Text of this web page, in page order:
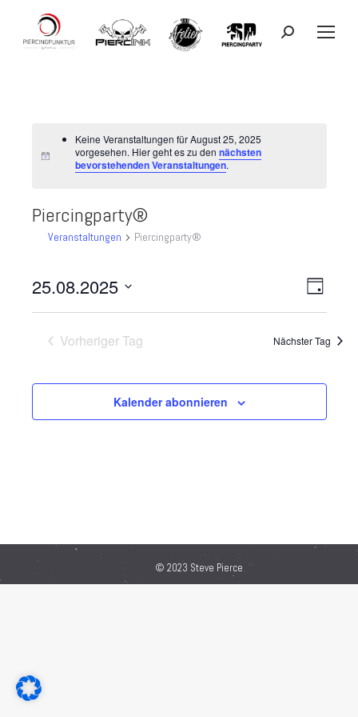
Search:
Keine Veranstaltungen für August 25, 2025
vorgesehen. Hier geht es zu den nächsten
bevorstehenden Veranstaltungen.
Piercingparty®
Veranstaltungen Piercingparty®
Tag
25.08.2025
Vorheriger Tag Nächster Tag
Kalender abonnieren
© 2023 Steve Pierce